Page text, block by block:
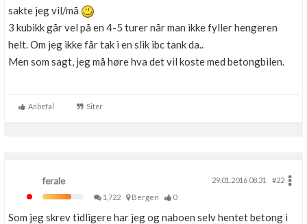
sakte jeg vil/må
3 kubikk går vel på en 4-5 turer når man ikke fyller hengeren
helt. Om jeg ikke får tak i en slik ibc tank da..
Men som sagt, jeg må høre hva det vil koste med betongbilen.
Anbefal Siter
ferale 29.01.2016 08.31
#22
1,722
Bergen 0
Som jeg skrev tidligere har jeg og naboen selv hentet betong i